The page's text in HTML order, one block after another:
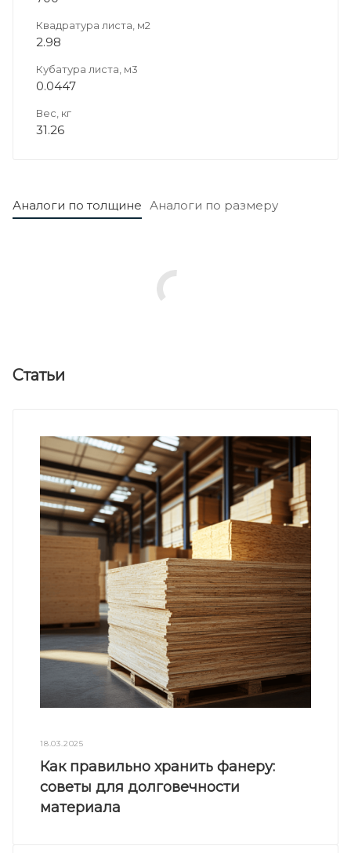
Квадратура листа, м2
2.98
Кубатура листа, м3
0.0447
Вес, кг
31.26
Аналоги по толщине Аналоги по размеру
Статьи
18.03.2025
Как правильно хранить фанеру:
советы для долговечности
материала